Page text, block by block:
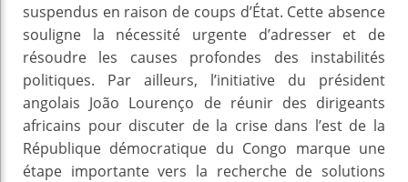
suspendus en raison de coups d’État. Cette absence
souligne la nécessité urgente d’adresser et de
résoudre les causes profondes des instabilités
politiques. Par ailleurs, l’initiative du président
angolais João Lourenço de réunir des dirigeants
africains pour discuter de la crise dans l’est de la
République démocratique du Congo marque une
étape importante vers la recherche de solutions